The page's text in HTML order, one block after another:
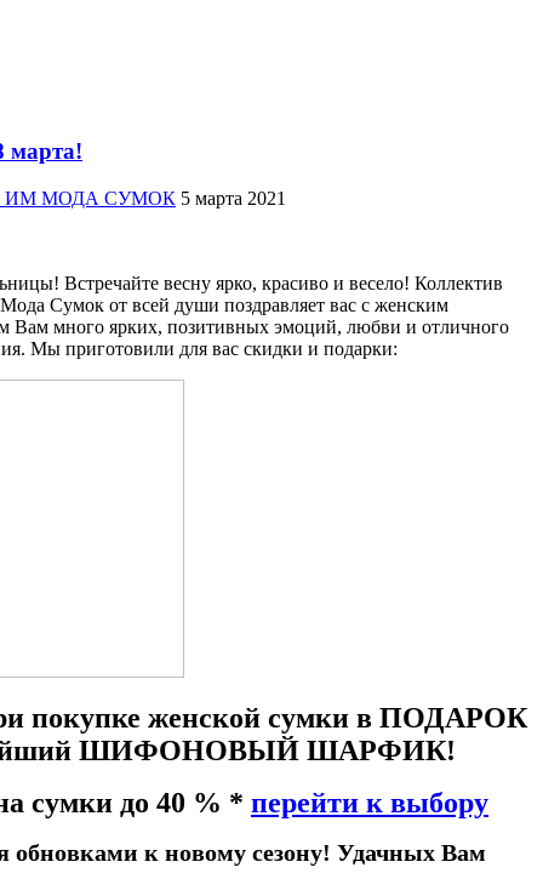
марта!
ИМ МОДА СУМОК 5 марта 2021
Встречайте весну ярко, красиво и весело! Коллектив
Сумок от всей души поздравляет вас с женским
Вам много ярких, позитивных эмоций, любви и отличного
Мы приготовили для вас скидки и подарки:
покупке женской сумки в ПОДАРОК
ШИФОНОВЫЙ ШАРФИК!
сумки до 40 % * перейти к выбору
обновками к новому сезону! Удачных Вам